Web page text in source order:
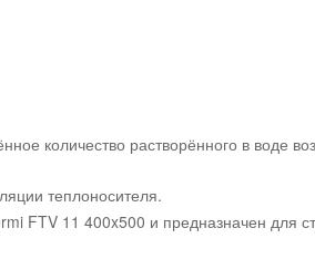
количество растворённого в воде
теплоносителя.
FTV 11 400x500 и предназначен для